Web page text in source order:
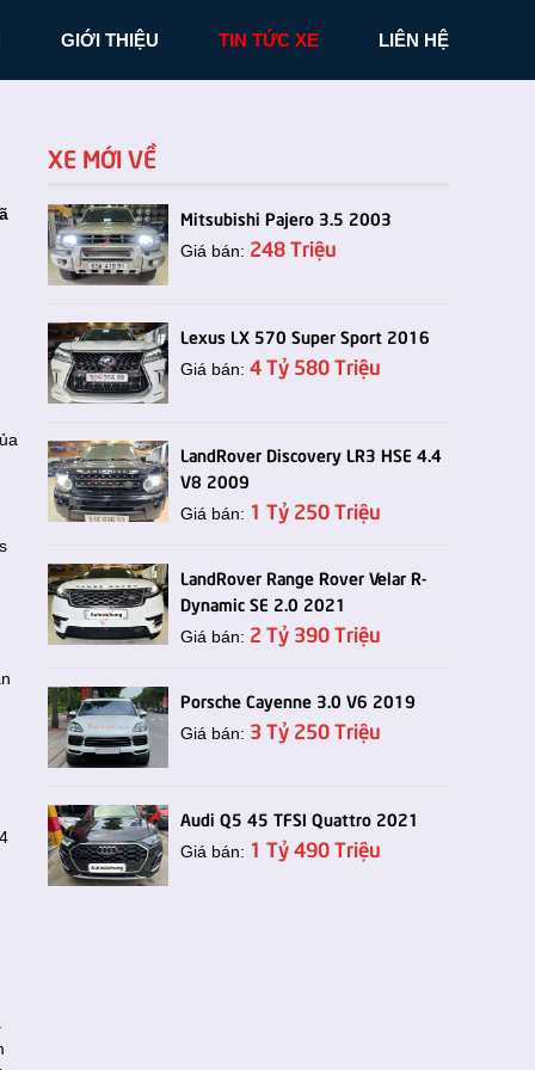
GIỚI THIỆU TIN TỨC XE LIÊN HỆ
XE MỚI VỀ
Mitsubishi Pajero 3.5 2003
Giá bán: 248 Triệu
Lexus LX 570 Super Sport 2016
Giá bán: 4 Tỷ 580 Triệu
LandRover Discovery LR3 HSE 4.4
V8 2009
Giá bán: 1 Tỷ 250 Triệu
LandRover Range Rover Velar R-
Dynamic SE 2.0 2021
Giá bán: 2 Tỷ 390 Triệu
Porsche Cayenne 3.0 V6 2019
Giá bán: 3 Tỷ 250 Triệu
Audi Q5 45 TFSI Quattro 2021
Giá bán: 1 Tỷ 490 Triệu